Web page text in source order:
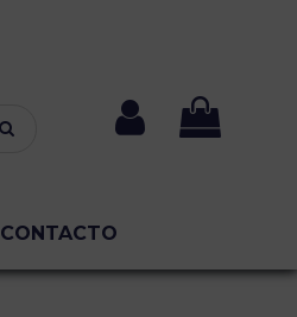
CONTACTO